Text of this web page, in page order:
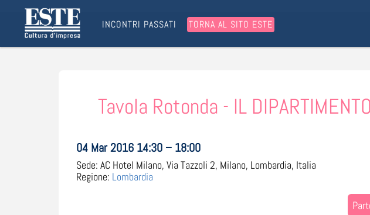
INCONTRI PASSATI TORNA AL SITO ESTE
Tavola Rotonda - IL
04 Mar 2016 14:30 – 18:00
Sede: AC Hotel Milano, Via Tazzoli 2, Milano, Lombardia, Italia
Regione: Lombardia